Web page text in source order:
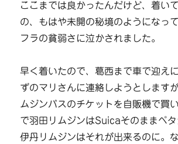
ここまでは良かったんだけど、着い
の、もはや未開の秘境のようになっ
フラの貧弱さに泣かされました。
早く着いたので、葛西まで車で迎え
ずのマリさんに連絡しようとします
ムジンバスのチケットを自販機で買
で羽田リムジンはSuicaそのままペタ
伊丹リムジンはそれが出来るのに。